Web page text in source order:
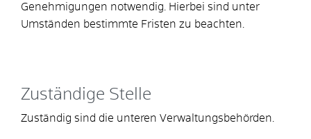
Genehmigungen notwendig. Hierbei sind unter
Umständen bestimmte Fristen zu beachten.
Zuständige Stelle
Zuständig sind die unteren Verwaltungsbehörden.